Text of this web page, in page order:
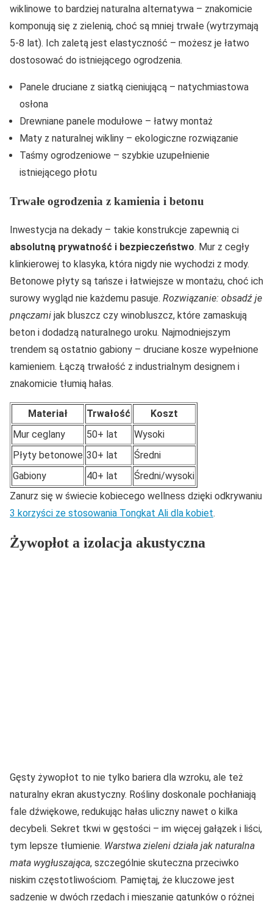
wiklinowe to bardziej naturalna alternatywa – znakomicie
komponują się z zielenią, choć są mniej trwałe (wytrzymają
5-8 lat). Ich zaletą jest elastyczność – możesz je łatwo
dostosować do istniejącego ogrodzenia.
Panele druciane z siatką cieniującą – natychmiastowa
osłona
Drewniane panele modułowe – łatwy montaż
Maty z naturalnej wikliny – ekologiczne rozwiązanie
Taśmy ogrodzeniowe – szybkie uzupełnienie
istniejącego płotu
Trwałe ogrodzenia z kamienia i betonu
Inwestycja na dekady – takie konstrukcje zapewnią ci
absolutną prywatność i bezpieczeństwo. Mur z cegły
klinkierowej to klasyka, która nigdy nie wychodzi z mody.
Betonowe płyty są tańsze i łatwiejsze w montażu, choć ich
surowy wygląd nie każdemu pasuje. Rozwiązanie: obsadź je
pnączami jak bluszcz czy winobluszcz, które zamaskują
beton i dodadzą naturalnego uroku. Najmodniejszym
trendem są ostatnio gabiony – druciane kosze wypełnione
kamieniem. Łączą trwałość z industrialnym designem i
znakomicie tłumią hałas.
Materiał Trwałość
Koszt
Mur ceglany
50+ lat
Wysoki
Płyty betonowe 30+ lat
Średni
Gabiony
40+ lat
Średni/wysoki
Zanurz się w świecie kobiecego wellness dzięki odkrywaniu
3 korzyści ze stosowania Tongkat Ali dla kobiet.
Żywopłot a izolacja akustyczna
Gęsty żywopłot to nie tylko bariera dla wzroku, ale też
naturalny ekran akustyczny. Rośliny doskonale pochłaniają
fale dźwiękowe, redukując hałas uliczny nawet o kilka
decybeli. Sekret tkwi w gęstości – im więcej gałązek i liści,
tym lepsze tłumienie. Warstwa zieleni działa jak naturalna
mata wygłuszająca, szczególnie skuteczna przeciwko
niskim częstotliwościom. Pamiętaj, że kluczowe jest
sadzenie w dwóch rzędach i mieszanie gatunków o różnej